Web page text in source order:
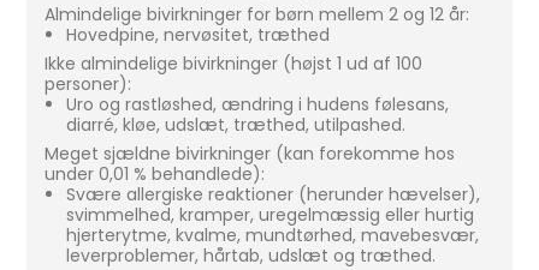
Almindelige bivirkninger for børn mellem 2 og 12 år:
Hovedpine, nervøsitet, træthed
Ikke almindelige bivirkninger (højst 1 ud af 100
personer):
Uro og rastløshed, ændring i hudens følesans,
diarré, kløe, udslæt, træthed, utilpashed.
Meget sjældne bivirkninger (kan forekomme hos
under 0,01 % behandlede):
Svære allergiske reaktioner (herunder hævelser),
svimmelhed, kramper, uregelmæssig eller hurtig
hjerterytme, kvalme, mundtørhed, mavebesvær,
leverproblemer, hårtab, udslæt og træthed.